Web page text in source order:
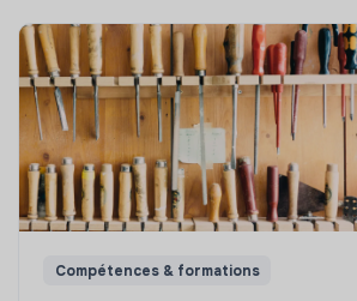
Compétences & formations